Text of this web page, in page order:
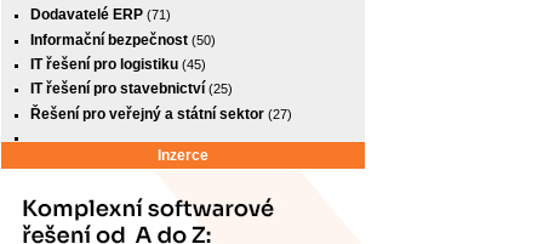
Dodavatelé ERP (71)
Informační bezpečnost (50)
IT řešení pro logistiku (45)
IT řešení pro stavebnictví (25)
Řešení pro veřejný a státní sektor (27)
Inzerce